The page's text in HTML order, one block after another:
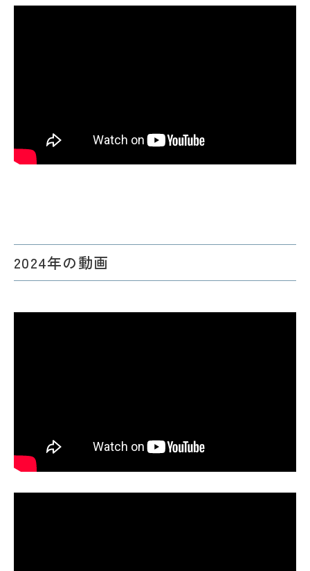
2024年の動画